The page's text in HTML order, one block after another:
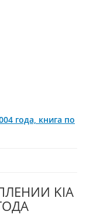
года, книга по
KIA